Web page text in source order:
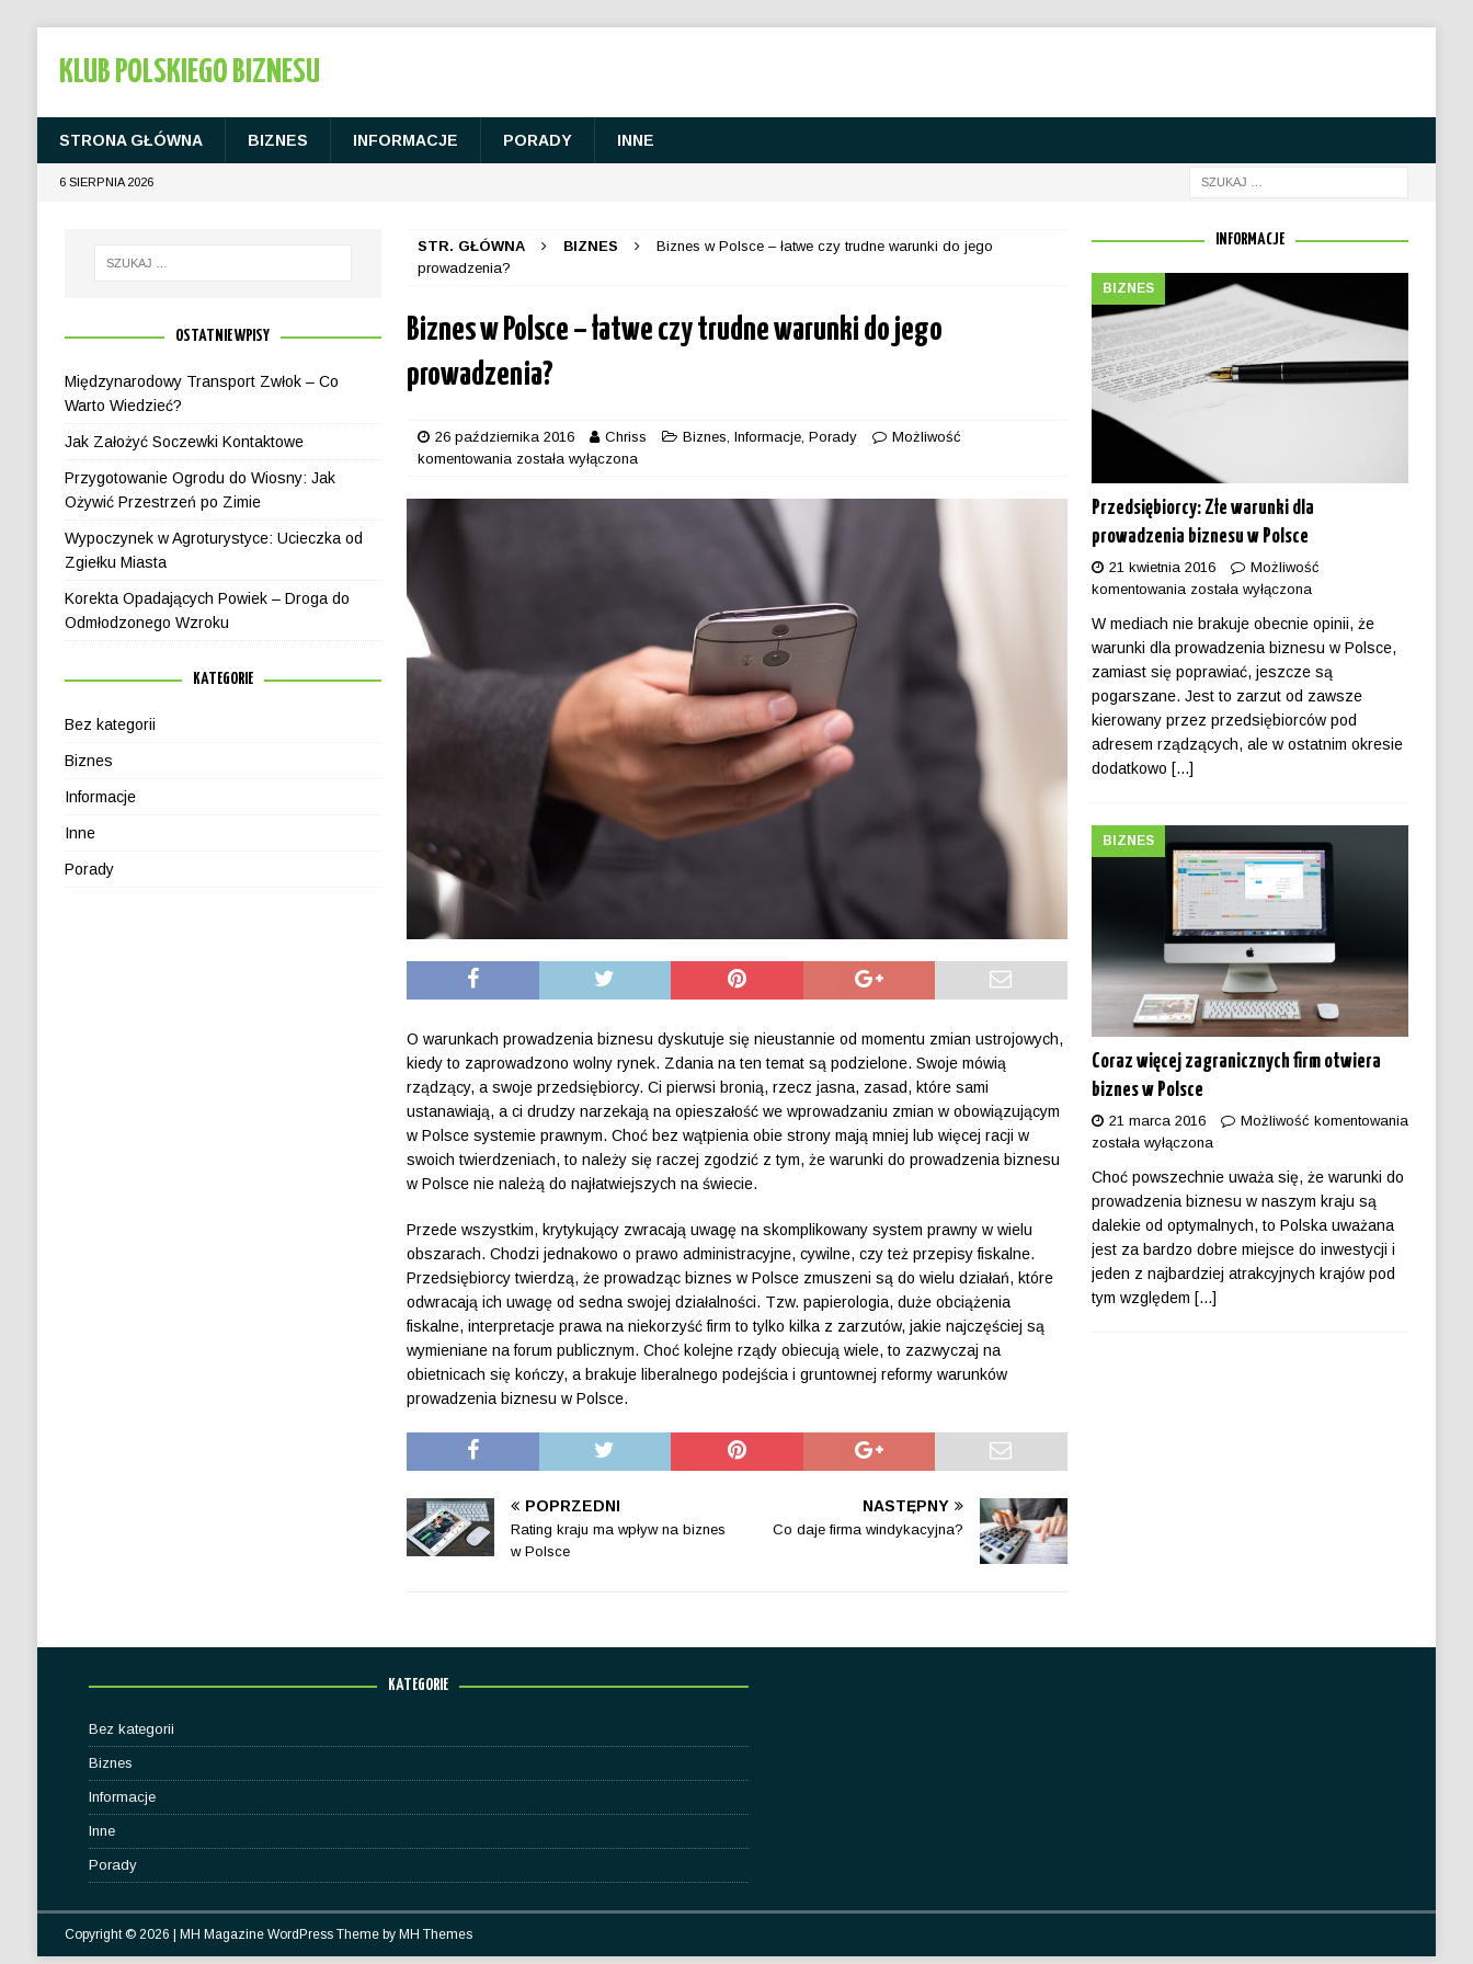
KLUB POLSKIEGO BIZNESU
STRONA GŁÓWNA BIZNES INFORMACJE PORADY INNE
6 SIERPNIA 2026
STR. GŁÓWNA BIZNES
Biznes w Polsce – łatwe czy trudne warunki do jego
prowadzenia?
Biznes w Polsce – łatwe czy trudne warunki do jego
prowadzenia?
26 października 2016 Chriss Biznes,Informacje,Porady
Możliwość
komentowania została wyłączona
O warunkach prowadzenia biznesu dyskutuje się nieustannie od momentu zmian ustrojowych,
kiedy to zaprowadzono wolny rynek. Zdania na ten temat są podzielone. Swoje mówią
rządzący, a swoje przedsiębiorcy. Ci pierwsi bronią, rzecz jasna, zasad, które sami
ustanawiają, a ci drudzy narzekają na opieszałość we wprowadzaniu zmian w obowiązującym
w Polsce systemie prawnym. Choć bez wątpienia obie strony mają mniej lub więcej racji w
swoich twierdzeniach, to należy się raczej zgodzić z tym, że warunki do prowadzenia biznesu
w Polsce nie należą do najłatwiejszych na świecie.
Przede wszystkim, krytykujący zwracają uwagę na skomplikowany system prawny w wielu
obszarach. Chodzi jednakowo o prawo administracyjne, cywilne, czy też przepisy fiskalne.
Przedsiębiorcy twierdzą, że prowadząc biznes w Polsce zmuszeni są do wielu działań, które
odwracają ich uwagę od sedna swojej działalności. Tzw. papierologia, duże obciążenia
fiskalne, interpretacje prawa na niekorzyść firm to tylko kilka z zarzutów, jakie najczęściej są
wymieniane na forum publicznym. Choć kolejne rządy obiecują wiele, to zazwyczaj na
obietnicach się kończy, a brakuje liberalnego podejścia i gruntownej reformy warunków
prowadzenia biznesu w Polsce.
POPRZEDNI
Rating kraju ma wpływ na biznes
w Polsce
NASTĘPNY
Co daje firma windykacyjna?
OSTATNIE WPISY
Międzynarodowy Transport Zwłok – Co
Warto Wiedzieć?
Jak Założyć Soczewki Kontaktowe
Przygotowanie Ogrodu do Wiosny: Jak
Ożywić Przestrzeń po Zimie
Wypoczynek w Agroturystyce: Ucieczka od
Zgiełku Miasta
Korekta Opadających Powiek – Droga do
Odmłodzonego Wzroku
KATEGORIE
Bez kategorii
Biznes
Informacje
Inne
Porady
INFORMACJE
Przedsiębiorcy: Złe warunki dla
prowadzenia biznesu w Polsce
BIZNES
21 kwietnia 2016
Możliwość
komentowania została wyłączona
W mediach nie brakuje obecnie opinii, że
warunki dla prowadzenia biznesu w Polsce,
zamiast się poprawiać, jeszcze są
pogarszane. Jest to zarzut od zawsze
kierowany przez przedsiębiorców pod
adresem rządzących, ale w ostatnim okresie
dodatkowo [...]
Coraz więcej zagranicznych firm otwiera
biznes w Polsce
BIZNES
21 marca 2016
Możliwość komentowania
została wyłączona
Choć powszechnie uważa się, że warunki do
prowadzenia biznesu w naszym kraju są
dalekie od optymalnych, to Polska uważana
jest za bardzo dobre miejsce do inwestycji i
jeden z najbardziej atrakcyjnych krajów pod
tym względem [...]
KATEGORIE
Bez kategorii
Biznes
Informacje
Inne
Porady
Copyright © 2026 | MH Magazine WordPress Theme by MH Themes